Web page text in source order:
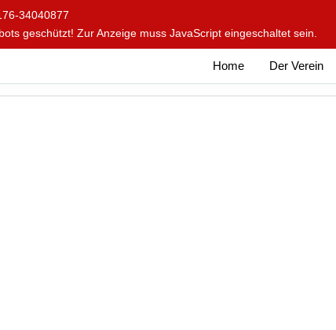
34040877
geschützt! Zur Anzeige muss JavaScript eingeschaltet sein.
Home Der Verein